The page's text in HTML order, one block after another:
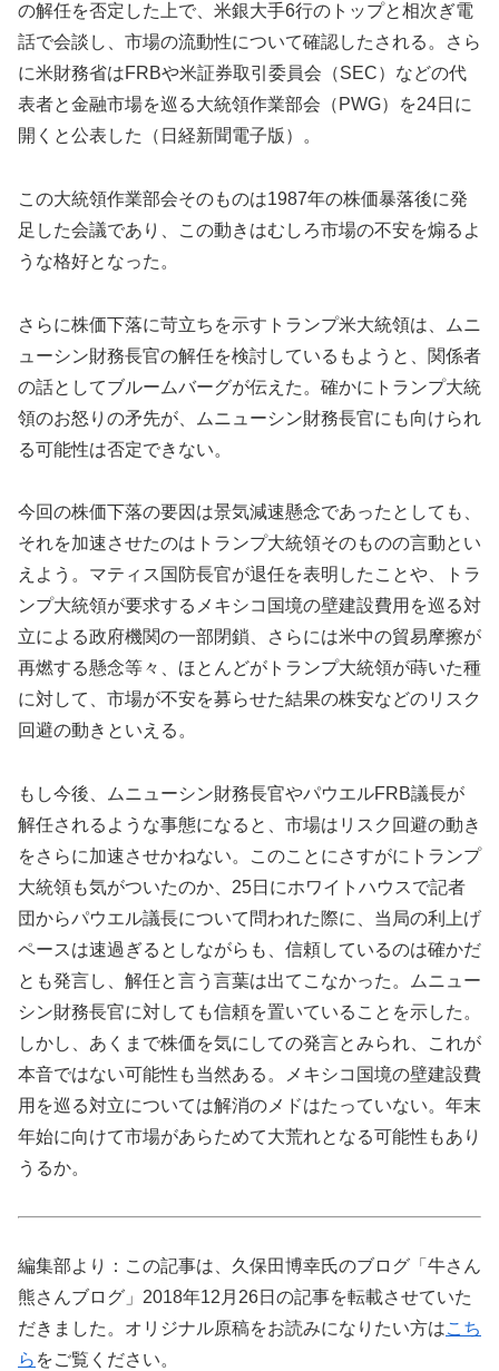
の解任を否定した上で、米銀大手6行のトップと相次ぎ電
話で会談し、市場の流動性について確認したされる。さら
に米財務省はFRBや米証券取引委員会（SEC）などの代
表者と金融市場を巡る大統領作業部会（PWG）を24日に
開くと公表した（日経新聞電子版）。
この大統領作業部会そのものは1987年の株価暴落後に発
足した会議であり、この動きはむしろ市場の不安を煽るよ
うな格好となった。
さらに株価下落に苛立ちを示すトランプ米大統領は、ムニ
ューシン財務長官の解任を検討しているもようと、関係者
の話としてブルームバーグが伝えた。確かにトランプ大統
領のお怒りの矛先が、ムニューシン財務長官にも向けられ
る可能性は否定できない。
今回の株価下落の要因は景気減速懸念であったとしても、
それを加速させたのはトランプ大統領そのものの言動とい
えよう。マティス国防長官が退任を表明したことや、トラ
ンプ大統領が要求するメキシコ国境の壁建設費用を巡る対
立による政府機関の一部閉鎖、さらには米中の貿易摩擦が
再燃する懸念等々、ほとんどがトランプ大統領が蒔いた種
に対して、市場が不安を募らせた結果の株安などのリスク
回避の動きといえる。
もし今後、ムニューシン財務長官やパウエルFRB議長が
解任されるような事態になると、市場はリスク回避の動き
をさらに加速させかねない。このことにさすがにトランプ
大統領も気がついたのか、25日にホワイトハウスで記者
団からパウエル議長について問われた際に、当局の利上げ
ペースは速過ぎるとしながらも、信頼しているのは確かだ
とも発言し、解任と言う言葉は出てこなかった。ムニュー
シン財務長官に対しても信頼を置いていることを示した。
しかし、あくまで株価を気にしての発言とみられ、これが
本音ではない可能性も当然ある。メキシコ国境の壁建設費
用を巡る対立については解消のメドはたっていない。年末
年始に向けて市場があらためて大荒れとなる可能性もあり
うるか。
編集部より：この記事は、久保田博幸氏のブログ「牛さん
熊さんブログ」2018年12月26日の記事を転載させていた
だきました。オリジナル原稿をお読みになりたい方はこち
ら をご覧ください。